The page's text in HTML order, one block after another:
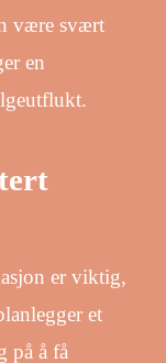
være svært
en
er viktig,
et
på å få